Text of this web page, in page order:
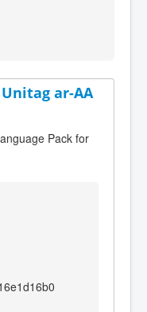
ar-AA
Pack for